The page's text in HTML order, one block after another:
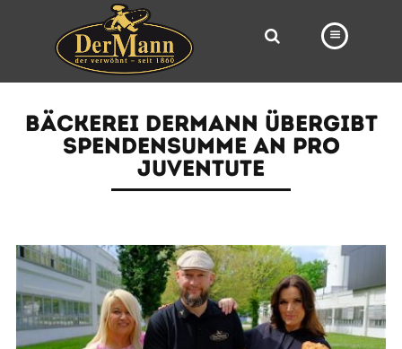
FILIALEN
BÄCKEREI
VORBESTELLUNG
NEWS
KARRIERE
BÄCKEREI DERMANN ÜBERGIBT
SPENDENSUMME AN PRO
JUVENTUTE